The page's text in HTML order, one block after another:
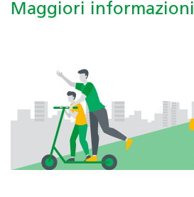
Maggiori informazioni